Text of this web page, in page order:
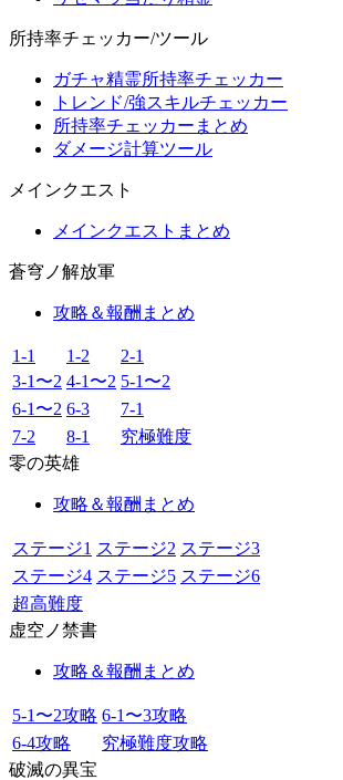
所持率チェッカー/ツール
ガチャ精霊所持率チェッカー
トレンド/強スキルチェッカー
所持率チェッカーまとめ
ダメージ計算ツール
メインクエスト
メインクエストまとめ
蒼穹ノ解放軍
攻略＆報酬まとめ
1-1 1-2
2-1
3-1〜2 4-1〜2 5-1〜2
6-1〜2 6-3
7-1
7-2
8-1
究極難度
零の英雄
攻略＆報酬まとめ
ステージ1 ステージ2 ステージ3
ステージ4 ステージ5 ステージ6
超高難度
虚空ノ禁書
攻略＆報酬まとめ
5-1〜2攻略 6-1〜3攻略
6-4攻略
究極難度攻略
破滅の異宝